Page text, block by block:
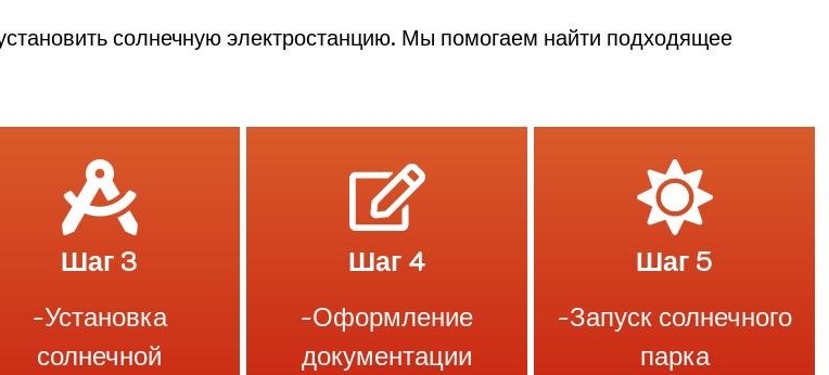
солнечную электростанцию. Мы помогаем найти подходящее
Шаг 3
-Установка
солнечной
Шаг 4
-Оформление
документации
Шаг 5
-Запуск солнечного
парка